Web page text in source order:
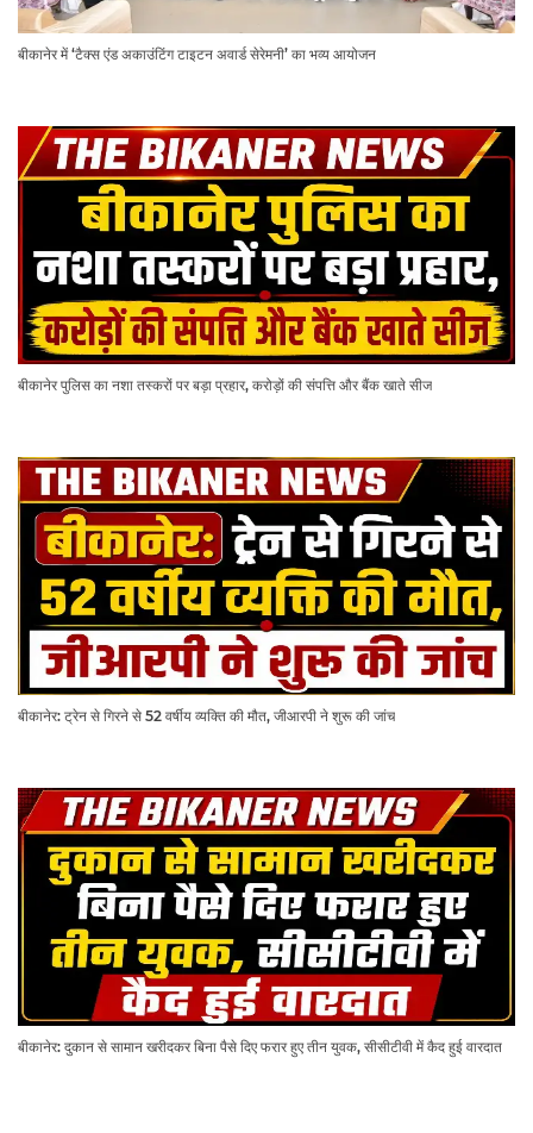
बीकानेर में ‘टैक्स एंड अकाउंटिंग टाइटन अवार्ड सेरेमनी’ का भव्य आयोजन
बीकानेर पुलिस का नशा तस्करों पर बड़ा प्रहार, करोड़ों की संपत्ति और बैंक खाते सीज
बीकानेर: ट्रेन से गिरने से 52 वर्षीय व्यक्ति की मौत, जीआरपी ने शुरू की जांच
बीकानेर: दुकान से सामान खरीदकर बिना पैसे दिए फरार हुए तीन युवक, सीसीटीवी में कैद हुई वारदात